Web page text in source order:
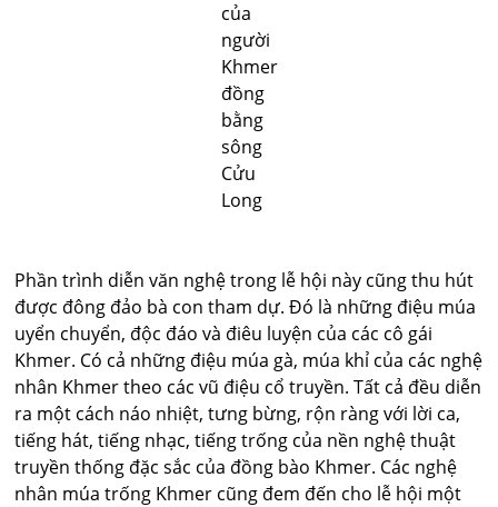
của
người
Khmer
đồng
bằng
sông
Cửu
Long
Phần trình diễn văn nghệ trong lễ hội này cũng thu hút
được đông đảo bà con tham dự. Đó là những điệu múa
uyển chuyển, độc đáo và điêu luyện của các cô gái
Khmer. Có cả những điệu múa gà, múa khỉ của các nghệ
nhân Khmer theo các vũ điệu cổ truyền. Tất cả đều diễn
ra một cách náo nhiệt, tưng bừng, rộn ràng với lời ca,
tiếng hát, tiếng nhạc, tiếng trống của nền nghệ thuật
truyền thống đặc sắc của đồng bào Khmer. Các nghệ
nhân múa trống Khmer cũng đem đến cho lễ hội một